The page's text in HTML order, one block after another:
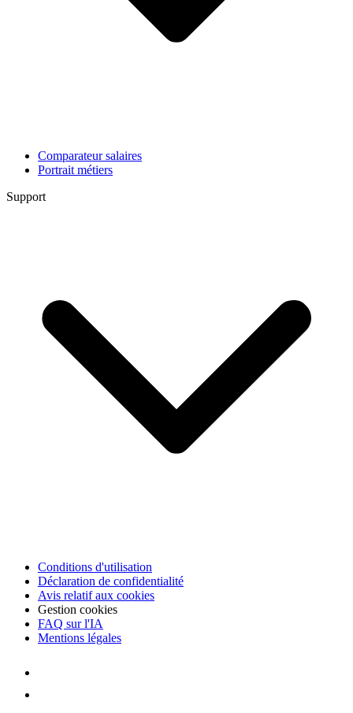
Comparateur salaires
Portrait métiers
Support
Conditions d'utilisation
Déclaration de confidentialité
Avis relatif aux cookies
Gestion cookies
FAQ sur l'IA
Mentions légales